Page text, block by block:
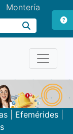
Montería
| Efemérides|